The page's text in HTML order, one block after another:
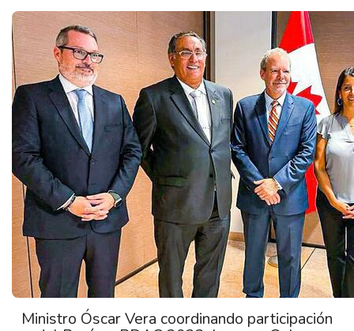
Ministro Óscar Vera coordinando participación